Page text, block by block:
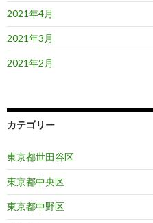
2021年4月
2021年3月
2021年2月
カテゴリー
東京都世田谷区
東京都中央区
東京都中野区